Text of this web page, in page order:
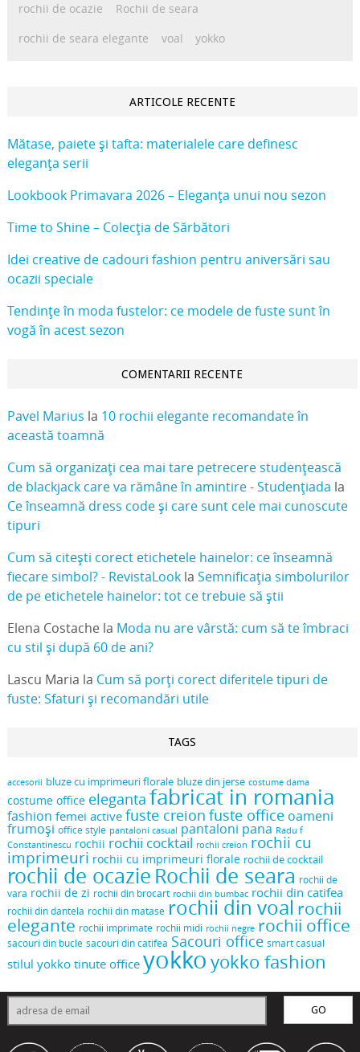
rochii de ocazie
Rochii de seara
rochii de seara elegante
voal yokko
ARTICOLE RECENTE
Mătase, paiete și tafta: materialele care definesc
eleganța serii
Lookbook Primavara 2026 – Eleganța unui nou sezon
Time to Shine – Colecția de Sărbători
Idei creative de cadouri fashion pentru aniversări sau
ocazii speciale
Tendințe în moda fustelor: ce modele de fuste sunt în
vogă în acest sezon
COMENTARII RECENTE
Pavel Marius la 10 rochii elegante recomandate în
această toamnă
Cum să organizați cea mai tare petrecere studențească
de blackjack care va rămâne în amintire - Studențiada la
Ce înseamnă dress code și care sunt cele mai cunoscute
tipuri
Cum să citești corect etichetele hainelor: ce înseamnă
fiecare simbol? - RevistaLookla Semnificația simbolurilor
de pe etichetele hainelor: tot ce trebuie să știi
Elena Costachela Moda nu are vârstă: cum să te îmbraci
cu stil și după 60 de ani?
Lascu Maria la Cum să porți corect diferitele tipuri de
fuste: Sfaturi și recomandări utile
TAGS
accesorii bluze cu imprimeuri florale bluze din jerse costume dama
costume office eleganta fabricat in romania
fashion femei active fuste creion fuste office oameni
frumoși office style pantaloni casual pantaloni pana Radu f
Constantinescu rochii rochii cocktail rochii creion rochii cu
imprimeuri rochii cu imprimeuri florale rochii de cocktail
rochii de ocazie Rochii de seara rochii de
vara rochii de zi rochii din brocart rochii din bumbac rochii din catifea
rochii din dantela rochii din matase rochii din voal rochii
elegante rochii imprimate rochii midi rochii negre rochii office
sacouri din bucle sacouri din catifea Sacouri office smart casual
stilul yokko tinute office yokko yokko fashion